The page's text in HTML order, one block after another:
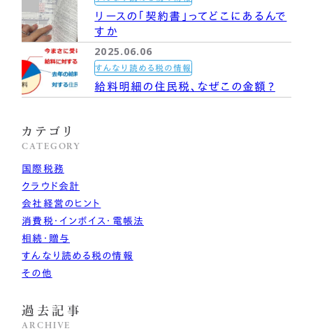
リースの「契約書」ってどこにあるんで
すか
2025.06.06
すんなり読める税の情報
給料明細の住民税、なぜこの金額？
カテゴリ
CATEGORY
国際税務
クラウド会計
会社経営のヒント
消費税・インボイス・電帳法
相続・贈与
すんなり読める税の情報
その他
過去記事
ARCHIVE